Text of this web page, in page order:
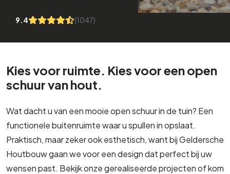
9.4 (1047)
Kies voor ruimte. Kies voor een open
schuur van hout.
Wat dacht u van een mooie open schuur in de tuin? Een
functionele buitenruimte waar u spullen in opslaat.
Praktisch, maar zeker ook esthetisch, want bij Geldersche
Houtbouw gaan we voor een design dat perfect bij uw
wensen past. Bekijk onze gerealiseerde projecten of kom